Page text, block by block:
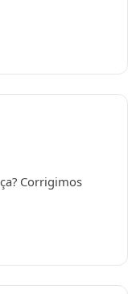
Corrigimos